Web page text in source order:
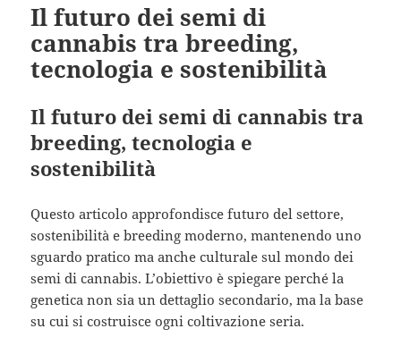
Il futuro dei semi di
cannabis tra breeding,
tecnologia e sostenibilità
Il futuro dei semi di cannabis tra
breeding, tecnologia e
sostenibilità
Questo articolo approfondisce futuro del settore,
sostenibilità e breeding moderno, mantenendo uno
sguardo pratico ma anche culturale sul mondo dei
semi di cannabis. L’obiettivo è spiegare perché la
genetica non sia un dettaglio secondario, ma la base
su cui si costruisce ogni coltivazione seria.